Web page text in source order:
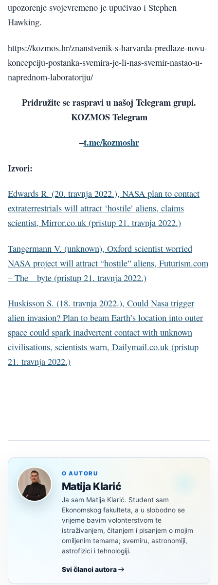
upozorenje svojevremeno je upućivao i Stephen
Hawking.
https://kozmos.hr/znanstvenik-s-harvarda-predlaze-novu-
koncepciju-postanka-svemira-je-li-nas-svemir-nastao-u-
naprednom-laboratoriju/
Pridružite se raspravi u našoj Telegram grupi.
KOZMOS Telegram
–t.me/kozmoshr
Izvori:
Edwards R. (20. travnja 2022.), NASA plan to contact
extraterrestrials will attract ‘hostile’ aliens, claims
scientist, Mirror.co.uk (pristup 21. travnja 2022.)
Tangermann V. (unknown), Oxford scientist worried
NASA project will attract “hostile” aliens, Futurism.com
– The__byte (pristup 21. travnja 2022.)
Huskisson S. (18. travnja 2022.), Could Nasa trigger
alien invasion? Plan to beam Earth’s location into outer
space could spark inadvertent contact with unknown
civilisations, scientists warn, Dailymail.co.uk (pristup
21. travnja 2022.)
O AUTORU
Matija Klarić
Ja sam Matija Klarić. Student sam
Ekonomskog fakulteta, a u slobodno se
vrijeme bavim volonterstvom te
istraživanjem, čitanjem i pisanjem o mojim
omiljenim temama; svemiru, astronomiji,
astrofizici i tehnologiji.
Svi članci autora